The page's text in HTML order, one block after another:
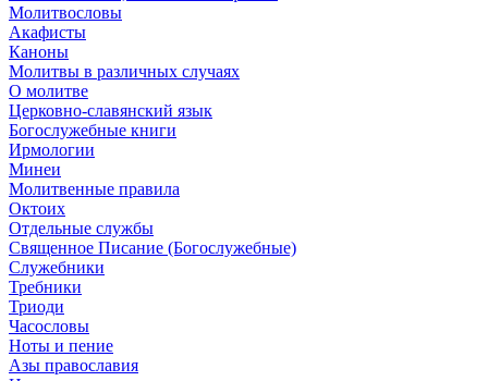
Молитвословы
Акафисты
Каноны
Молитвы в различных случаях
О молитве
Церковно-славянский язык
Богослужебные книги
Ирмологии
Минеи
Молитвенные правила
Октоих
Отдельные службы
Священное Писание (Богослужебные)
Служебники
Требники
Триоди
Часословы
Ноты и пение
Азы православия